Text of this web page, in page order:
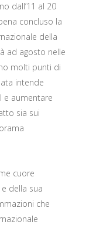
dall’11 al 20
concluso la
della
ad agosto nelle
molti punti di
intende
e aumentare
sia sui
cuore
della sua
che